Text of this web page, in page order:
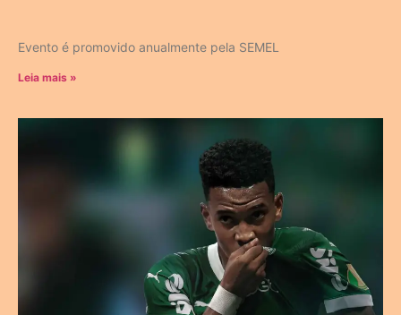
Evento é promovido anualmente pela SEMEL
Leia mais »